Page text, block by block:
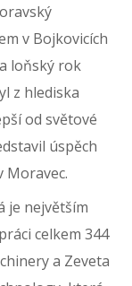
v Bojkovicích
loňský rok
z hlediska
od světové
úspěch
Moravec.
je největším
celkem 344
a Zeveta